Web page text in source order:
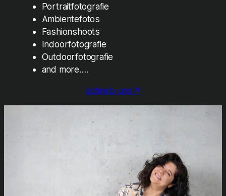
Portraitfotografie
Ambientefotos
Fashionshoots
Indoorfotografie
Outdoorfotografie
and more….
schreib uns↗